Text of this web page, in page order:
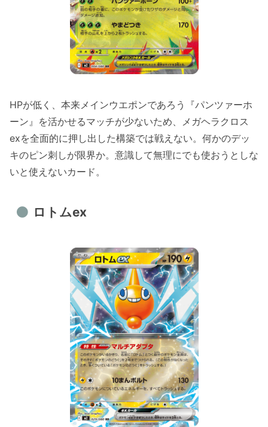
HPが低く、本来メインウエポンであろう『パンツァーホ
ーン』を活かせるマッチが少ないため、メガヘラクロス
exを全面的に押し出した構築では戦えない。何かのデッ
キのピン刺しが限界か。意識して無理にでも使おうとしな
いと使えないカード。
ロトムex